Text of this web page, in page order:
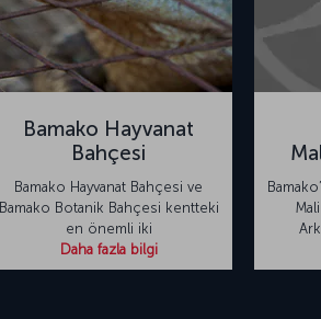
Bamako Hayvanat
Bahçesi
Bamako Hayvanat Bahçesi ve
Bamako Botanik Bahçesi kentteki
en önemli iki
Daha fazla bilgi